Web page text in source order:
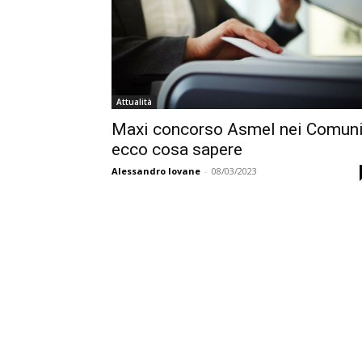
Attualità
Maxi concorso Asmel nei
ecco cosa sapere
Alessandro Iovane - 08/03/2023